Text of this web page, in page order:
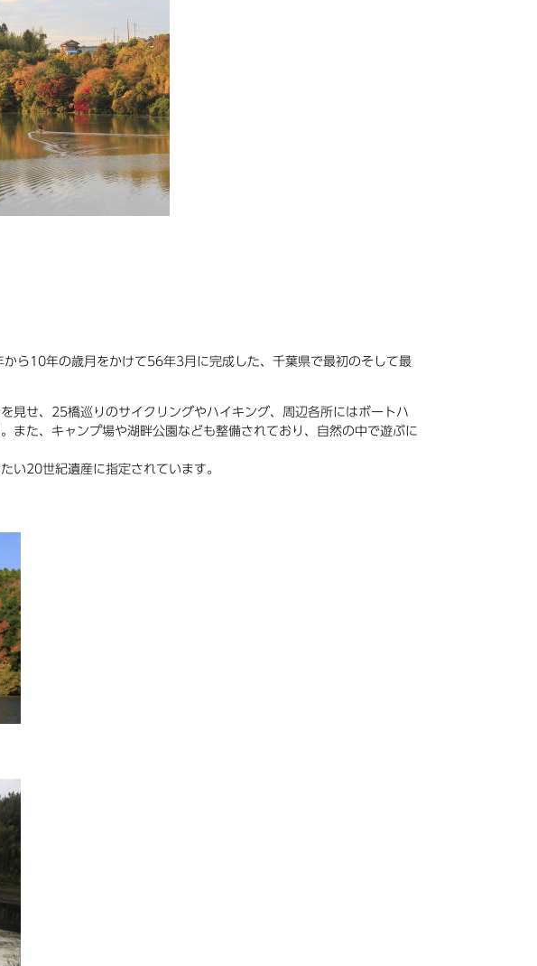
ら10年の歳月をかけて56年3月に完成した、千葉県で最初のそして最
見せ、25橋巡りのサイクリングやハイキング、周辺各所にはボートハ
また、キャンプ場や湖畔公園なども整備されており、自然の中で遊ぶに
い20世紀遺産に指定されています。